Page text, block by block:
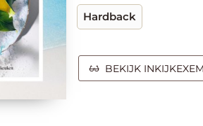
Hardback
BEKIJK